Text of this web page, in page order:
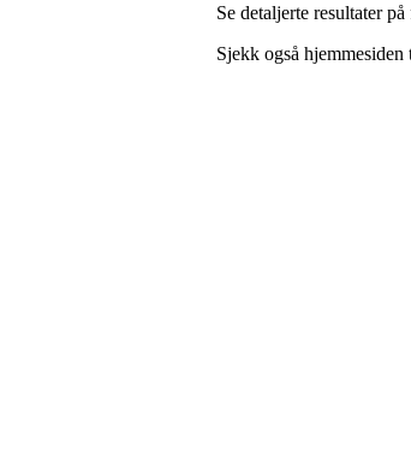
Se detaljerte resultater
Sjekk også